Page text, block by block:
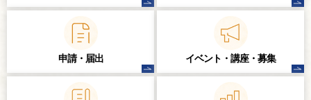
申請・届出 イベント・講座・ 募集